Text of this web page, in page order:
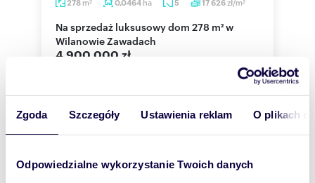
Zgoda Szczegóły Ustawienia reklam O plikach
Odpowiedzialne wykorzystanie Twoich danych
278 2 0,0464 5 17 626 2
Na sprzedaż luksusowy dom 278 m² w
Wilanowie Zawadach
4 900 000 zł
278m2 dla osób poszukujących komfortu,